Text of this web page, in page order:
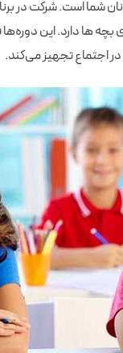
شما است. شرکت در
بچه ها دارد. این
اجتماع تجهیز می‌کند.